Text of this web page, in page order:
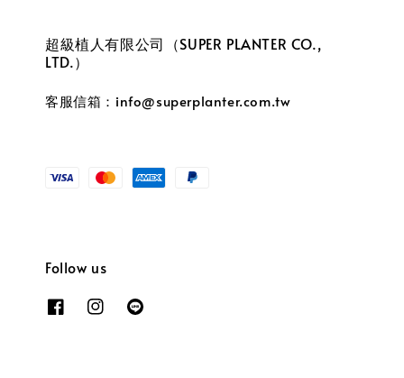
超級植人有限公司（SUPER PLANTER CO.,
LTD.）
客服信箱：info@superplanter.com.tw
Follow us